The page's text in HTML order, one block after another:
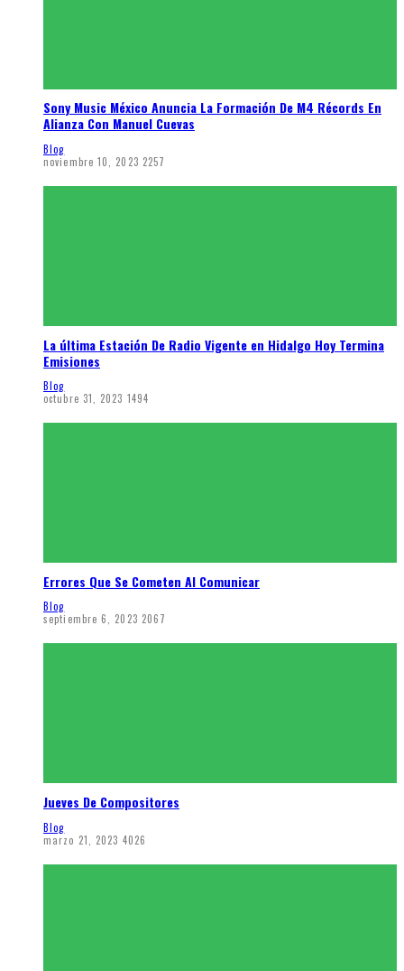
Sony Music México Anuncia La Formación De M4 Récords En
Alianza Con Manuel Cuevas
Blog
noviembre 10, 2023 2257
La última Estación De Radio Vigente en Hidalgo Hoy Termina
Emisiones
Blog
octubre 31, 2023 1494
Errores Que Se Cometen Al Comunicar
Blog
septiembre 6, 2023 2067
Jueves De Compositores
Blog
marzo 21, 2023 4026